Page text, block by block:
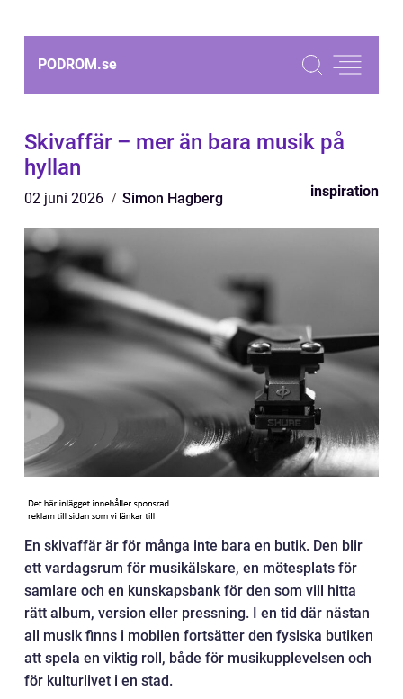
PODROM.se
Skivaffär – mer än bara musik på
hyllan
02 juni 2026 Simon Hagberg inspiration
En skivaffär är för många inte bara en butik. Den blir
ett vardagsrum för musikälskare, en mötesplats för
samlare och en kunskapsbank för den som vill hitta
rätt album, version eller pressning. I en tid där nästan
all musik finns i mobilen fortsätter den fysiska butiken
att spela en viktig roll, både för musikupplevelsen och
för kulturlivet i en stad.